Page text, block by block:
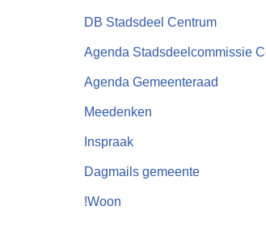
DB Stadsdeel Centrum
Agenda Stadsdeelcommissie
Agenda Gemeenteraad
Meedenken
Inspraak
Dagmails gemeente
!Woon